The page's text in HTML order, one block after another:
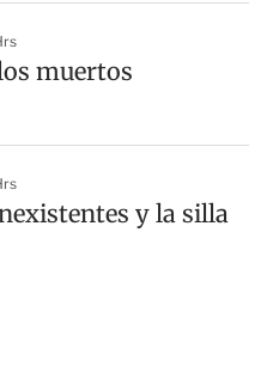
muertos
y la silla